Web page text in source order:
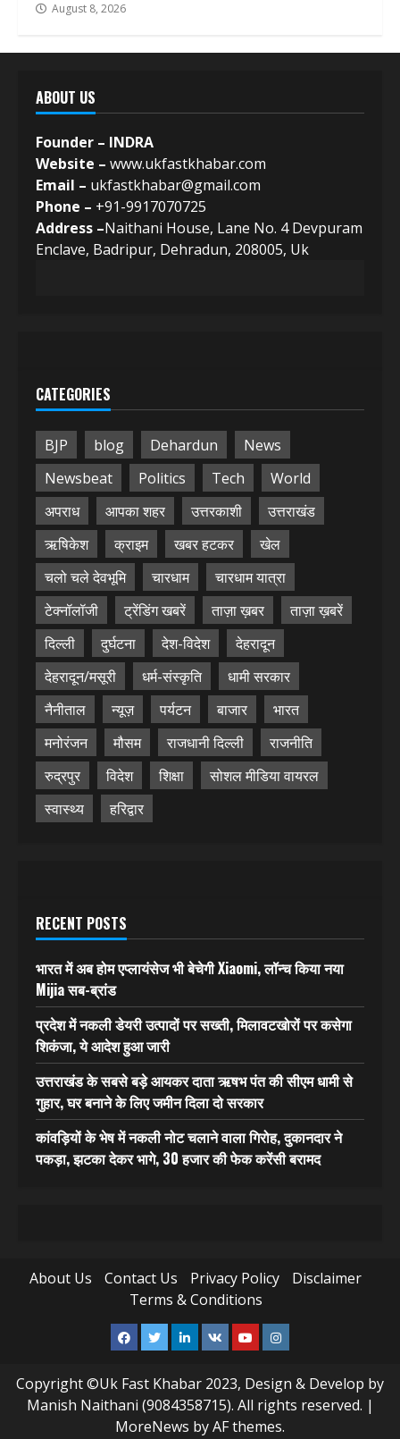
August 8, 2026
ABOUT US
Founder – INDRA
Website – www.ukfastkhabar.com
Email – ukfastkhabar@gmail.com
Phone – +91-9917070725
Address –Naithani House, Lane No. 4 Devpuram
Enclave, Badripur, Dehradun, 208005, Uk
CATEGORIES
BJP blog Dehardun
News
Newsbeat
Politics Tech
World
अपराध
आपका शहर उत्तरकाशी
उत्तराखंड
ऋषिकेश
क्राइम खबर हटकर
खेल
चलो चले देवभूमि
चारधाम
चारधाम यात्रा
टेक्नॉलॉजी
ट्रेंडिंग खबरें ताज़ा ख़बर
ताज़ा ख़बरें
दिल्ली
दुर्घटना देश-विदेश
देहरादून
देहरादून/मसूरी
धर्म-संस्कृति
धामी सरकार
नैनीताल
न्यूज़ पर्यटन बाजार
भारत
मनोरंजन
मौसम राजधानी दिल्ली
राजनीति
रुद्रपुर
विदेश शिक्षा
सोशल मीडिया वायरल
स्वास्थ्य
हरिद्वार
RECENT POSTS
भारत में अब होम एप्लायंसेज भी बेचेगी Xiaomi, लॉन्च किया नया
Mijia सब-ब्रांड
प्रदेश में नकली डेयरी उत्पादों पर सख्ती, मिलावटखोरों पर कसेगा
शिकंजा, ये आदेश हुआ जारी
उत्तराखंड के सबसे बड़े आयकर दाता ऋषभ पंत की सीएम धामी से
गुहार, घर बनाने के लिए जमीन दिला दो सरकार
कांवड़ियों के भेष में नकली नोट चलाने वाला गिरोह, दुकानदार ने
पकड़ा, झटका देकर भागे, 30 हजार की फेक करेंसी बरामद
About Us Contact Us Privacy Policy
Disclaimer
Terms & Conditions
Facebook
TwitterLinkedin
VK YoutubeInstagram
Copyright ©Uk Fast Khabar 2023, Design & Develop by
Manish Naithani (9084358715). All rights reserved. |
MoreNews by AF themes.